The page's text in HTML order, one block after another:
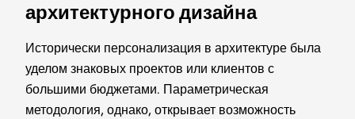
архитектурного дизайна
Исторически персонализация в архитектуре была
уделом знаковых проектов или клиентов с
большими бюджетами. Параметрическая
методология, однако, открывает возможность